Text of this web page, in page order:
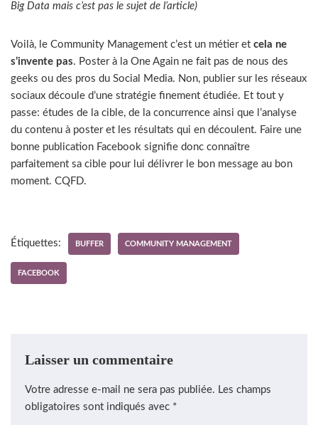
Big Data mais c’est pas le sujet de l’article)
Voilà, le Community Management c’est un métier et cela ne
s’invente pas. Poster à la One Again ne fait pas de nous des
geeks ou des pros du Social Media. Non, publier sur les réseaux
sociaux découle d’une stratégie finement étudiée. Et tout y
passe: études de la cible, de la concurrence ainsi que l’analyse
du contenu à poster et les résultats qui en découlent. Faire une
bonne publication Facebook signifie donc connaître
parfaitement sa cible pour lui délivrer le bon message au bon
moment. CQFD.
Étiquettes: BUFFER COMMUNITY MANAGEMENT
FACEBOOK
Laisser un commentaire
Votre adresse e-mail ne sera pas publiée. Les champs
obligatoires sont indiqués avec *